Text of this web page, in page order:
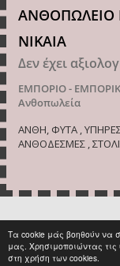
Τα cookie μάς βοηθούν να
μας. Χρησιμοποιώντας
στη χρήση των cookies.
ΑΝΘΟΠΩΛΕΙΟ
ΝΙΚΑΙΑ
Δεν έχει
ΕΜΠΟΡΙΟ -
Ανθοπωλεία
ΑΝΘΗ, ΦΥΤΑ ,
ΑΝΘΟΔΕΣΜΕΣ ,
< 1 2